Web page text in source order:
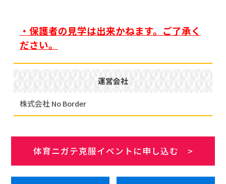
・保護者の見学は出来かねます。ご了承く
ださい。
運営会社
株式会社 No Border
体育ニガテ克服イベントに申し込む >